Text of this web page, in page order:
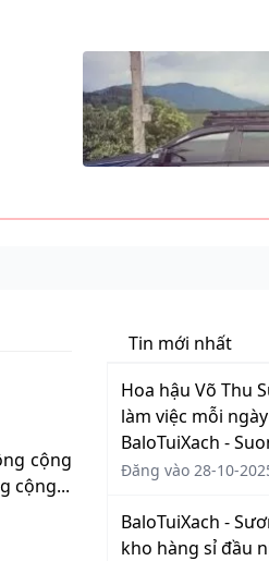
cộng
cộng...
Tin mới nhất
Hoa hậu Võ Thu
làm việc mỗi
BaloTuiXach -
Đăng vào 28-10-
BaloTuiXach -
kho hàng sỉ đầu